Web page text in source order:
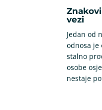
vezi
Jedan od
odnosa je
stalno
osobe
nestaje